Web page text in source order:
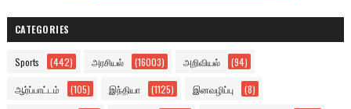
CATEGORIES
Sports (442) அரசியல் (16003) அறிவியல் (94)
ஆர்ப்பாட்டம் (105) இந்தியா (1125) இனவழிப்பு (8)